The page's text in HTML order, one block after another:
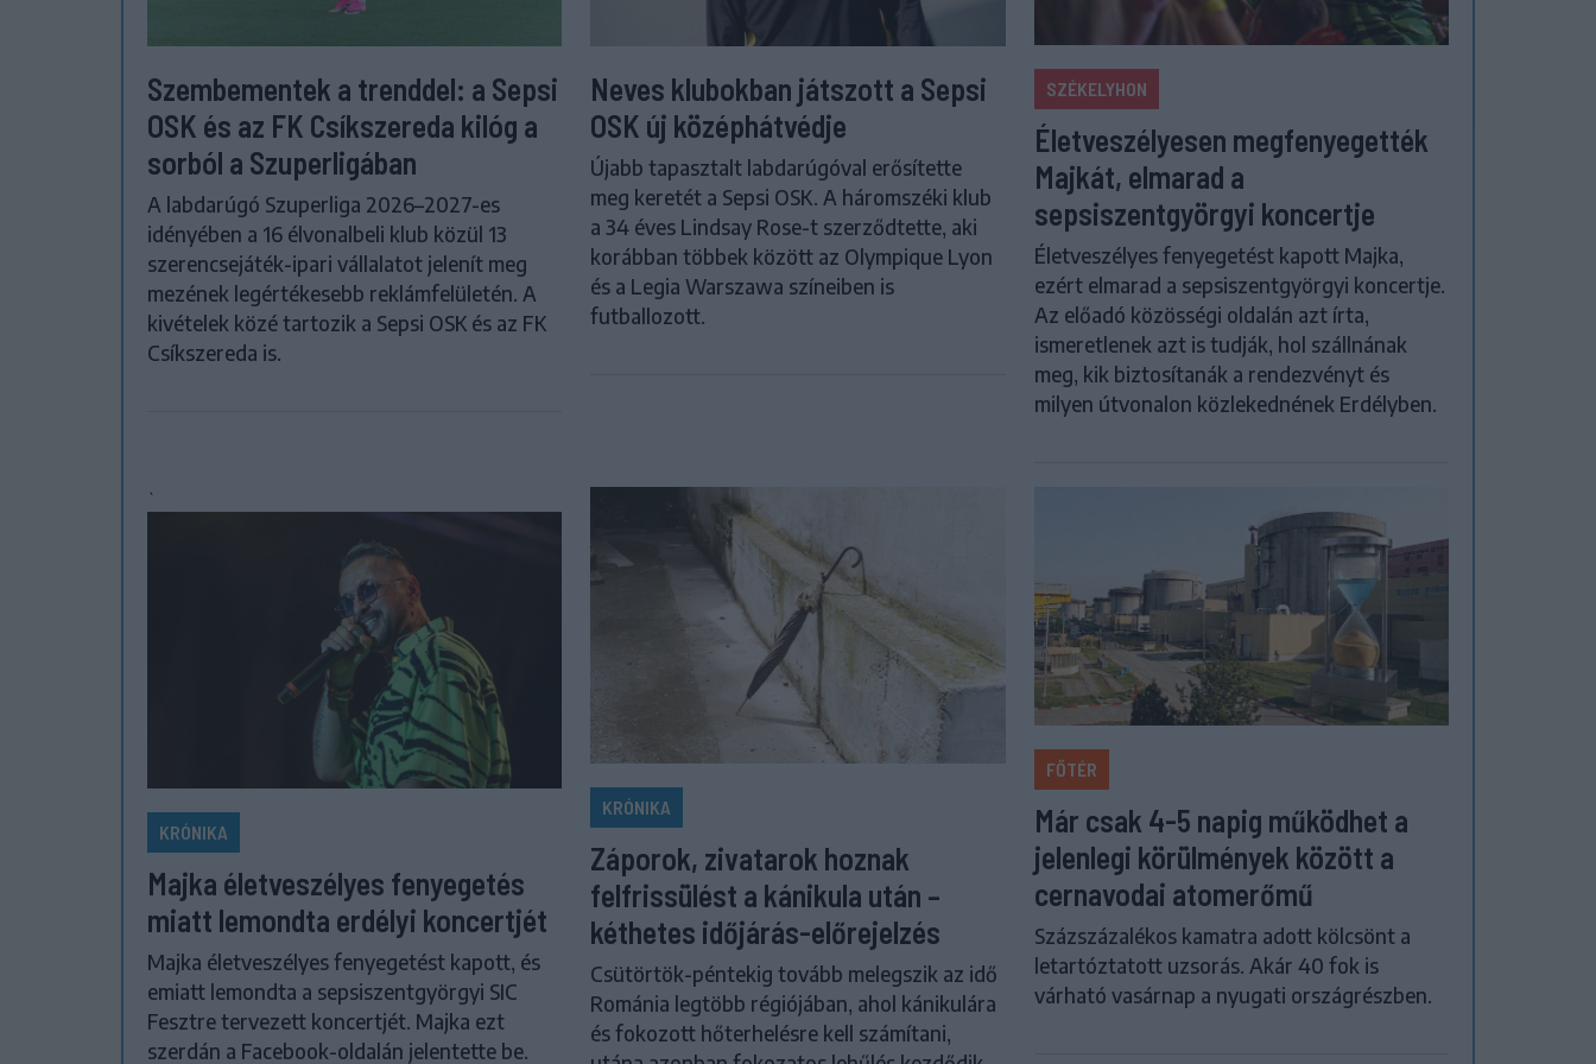
Szembementek a trenddel: a Sepsi
OSK és az FK Csíkszereda kilóg a
sorból a Szuperligában
A labdarúgó Szuperliga 2026–2027-es
idényében a 16 élvonalbeli klub közül 13
szerencsejáték-ipari vállalatot jelenít meg
mezének legértékesebb reklámfelületén. A
kivételek közé tartozik a Sepsi OSK és az FK
Csíkszereda is.
Neves klubokban játszott a Sepsi
OSK új középhátvédje
Újabb tapasztalt labdarúgóval erősítette
meg keretét a Sepsi OSK. A háromszéki klub
a 34 éves Lindsay Rose-t szerződtette, aki
korábban többek között az Olympique Lyon
és a Legia Warszawa színeiben is
futballozott.
SZÉKELYHON
Életveszélyesen megfenyegették
Majkát, elmarad a
sepsiszentgyörgyi koncertje
Életveszélyes fenyegetést kapott Majka,
ezért elmarad a sepsiszentgyörgyi koncertje.
Az előadó közösségi oldalán azt írta,
ismeretlenek azt is tudják, hol szállnának
meg, kik biztosítanák a rendezvényt és
milyen útvonalon közlekednének Erdélyben.
`
KRÓNIKA
Majka életveszélyes fenyegetés
miatt lemondta erdélyi koncertjét
Majka életveszélyes fenyegetést kapott, és
emiatt lemondta a sepsiszentgyörgyi SIC
Fesztre tervezett koncertjét. Majka ezt
szerdán a Facebook-oldalán jelentette be.
KRÓNIKA
Záporok, zivatarok hoznak
felfrissülést a kánikula után –
kéthetes időjárás-előrejelzés
Csütörtök-péntekig tovább melegszik az idő
Románia legtöbb régiójában, ahol kánikulára
és fokozott hőterhelésre kell számítani,
FŐTÉR
Már csak 4-5 napig működhet a
jelenlegi körülmények között a
cernavodai atomerőmű
Százszázalékos kamatra adott kölcsönt a
letartóztatott uzsorás. Akár 40 fok is
várható vasárnap a nyugati országrészben.